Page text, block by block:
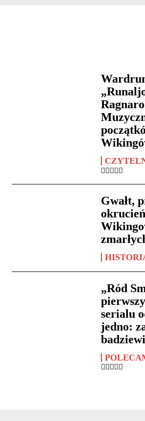
Gwałt,
„Ród
serialu
jedno: